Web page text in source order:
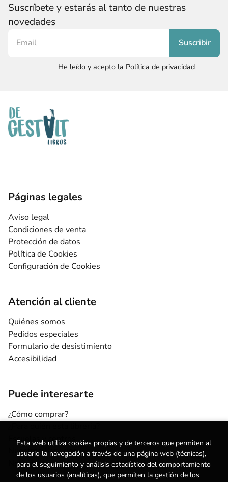
Suscríbete y estarás al tanto de nuestras
novedades
He leído y acepto la Política de privacidad
Páginas legales
Aviso legal
Condiciones de venta
Protección de datos
Política de Cookies
Configuración de Cookies
Atención al cliente
Quiénes somos
Pedidos especiales
Formulario de desistimiento
Accesibilidad
Puede interesarte
¿Cómo comprar?
Escuelas y centros
Nuestros Servicios
Noticias
Esta web utiliza cookies propias y de terceros que permiten al
usuario la navegación a través de una página web (técnicas),
para el seguimiento y análisis estadístico del comportamiento
de los usuarios (analíticas), que permiten la gestión de los